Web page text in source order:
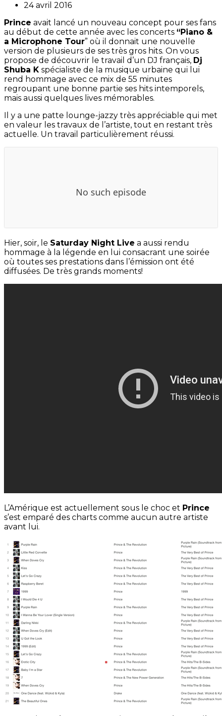
24 avril 2016
Prince avait lancé un nouveau concept pour ses fans
au début de cette année avec les concerts “Piano &
a Microphone Tour” où il donnait une nouvelle
version de plusieurs de ses très gros hits. On vous
propose de découvrir le travail d’un DJ français, Dj
Shuba K spécialiste de la musique urbaine qui lui
rend hommage avec ce mix de 55 minutes
regroupant une bonne partie ses hits intemporels,
mais aussi quelques lives mémorables.
Il y a une patte lounge-jazzy très appréciable qui met
en valeur les travaux de l’artiste, tout en restant très
actuelle. Un travail particulièrement réussi.
Hier, soir, le Saturday Night Live a aussi rendu
hommage à la légende en lui consacrant une soirée
où toutes ses prestations dans l’émission ont été
diffusées. De très grands moments!
L’Amérique est actuellement sous le choc et Prince
s’est emparé des charts comme aucun autre artiste
avant lui.